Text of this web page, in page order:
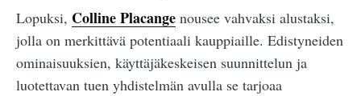
Lopuksi, Colline Placange nousee vahvaksi alustaksi,
jolla on merkittävä potentiaali kauppiaille. Edistyneiden
ominaisuuksien, käyttäjäkeskeisen suunnittelun ja
luotettavan tuen yhdistelmän avulla se tarjoaa